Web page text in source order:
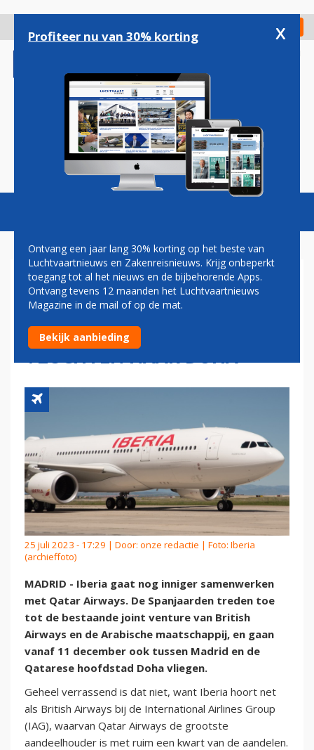
gaan
Check in
Magazine Podcasts Vacatures
IBERIA GAAT INNIGER
SAMENWERKEN MET QATAR
AIRWAYS EN START
VLUCHTEN NAAR DOHA
25 juli 2023 - 17:29 | Door: onze redactie | Foto: Iberia
(archieffoto)
MADRID - Iberia gaat nog inniger samenwerken
met Qatar Airways. De Spanjaarden treden toe
tot de bestaande joint venture van British
Airways en de Arabische maatschappij, en gaan
vanaf 11 december ook tussen Madrid en de
Qatarese hoofdstad Doha vliegen.
Geheel verrassend is dat niet, want Iberia hoort net
als British Airways bij de International Airlines Group
(IAG), waarvan Qatar Airways de grootste
aandeelhouder is met ruim een kwart van de aandelen.
Profiteer nu van 30% korting x
Ontvang een jaar lang 30% korting op het beste van
Luchtvaartnieuws en Zakenreisnieuws. Krijg onbeperkt
toegang tot al het nieuws en de bijbehorende Apps.
Ontvang tevens 12 maanden het Luchtvaartnieuws
Magazine in de mail of op de mat.
Bekijk aanbieding